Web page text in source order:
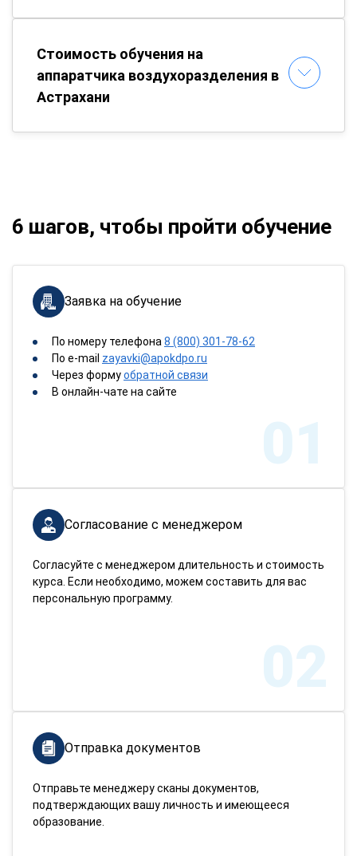
Стоимость обучения на
аппаратчика воздухоразделения в
Астрахани
6 шагов, чтобы пройти обучение
Заявка на обучение
По номеру телефона 8 (800) 301-78-62
По e-mail zayavki@apokdpo.ru
Через формуобратной связи
В онлайн-чате на сайте
01
Согласование с менеджером
Согласуйте с менеджером длительность и стоимость
курса. Если необходимо, можем составить для вас
персональную программу.
02
Отправка документов
Отправьте менеджеру сканы документов,
подтверждающих вашу личность и имеющееся
образование.